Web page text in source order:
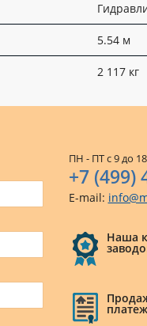
5.54 м
2 117 кг
ПН - ПТ с 9 до 18
+7 (499)
E-mail:
Наша